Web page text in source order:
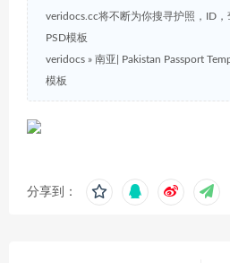
veridocs.cc将不断为你搜寻护照，ID
PSD模板
veridocs » 南亚| Pakistan Passport
模板
分享到：